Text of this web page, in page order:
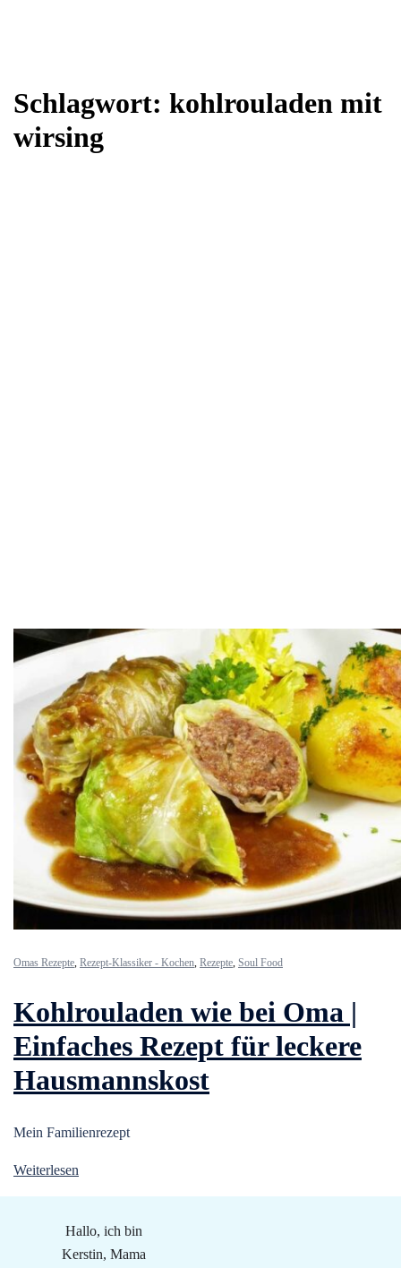
Schlagwort: kohlrouladen mit
wirsing
Omas Rezepte, Rezept-Klassiker - Kochen, Rezepte, Soul Food
Kohlrouladen wie bei Oma |
Einfaches Rezept für leckere
Hausmannskost
Mein Familienrezept
Weiterlesen
Hallo, ich bin
Kerstin, Mama